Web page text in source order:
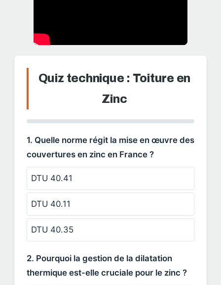
Quiz technique : Toiture en
Zinc
1. Quelle norme régit la mise en œuvre des
couvertures en zinc en France ?
DTU 40.41
DTU 40.11
DTU 40.35
2. Pourquoi la gestion de la dilatation
thermique est-elle cruciale pour le zinc ?